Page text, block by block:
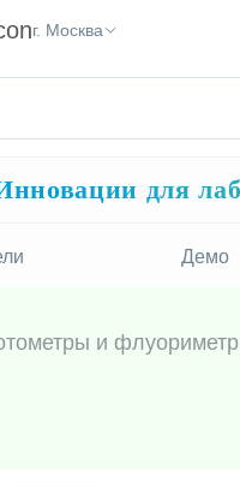
г. Москва
для
Демо
и